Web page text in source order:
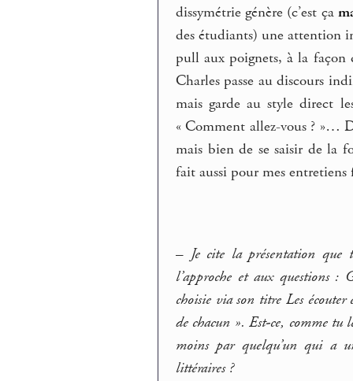
dissymétrie génère (c’est ça
des étudiants) une attention
pull aux poignets, à la façon
Charles passe au discours
mais garde au style direct
« Comment allez-vous ? »…
mais bien de se saisir de la
fait aussi pour mes
– Je cite la présentation
l’approche et aux questions :
choisie via son titre Les écouter
de chacun ». Est-ce, comme tu
moins par quelqu’un qui a
littéraires ?